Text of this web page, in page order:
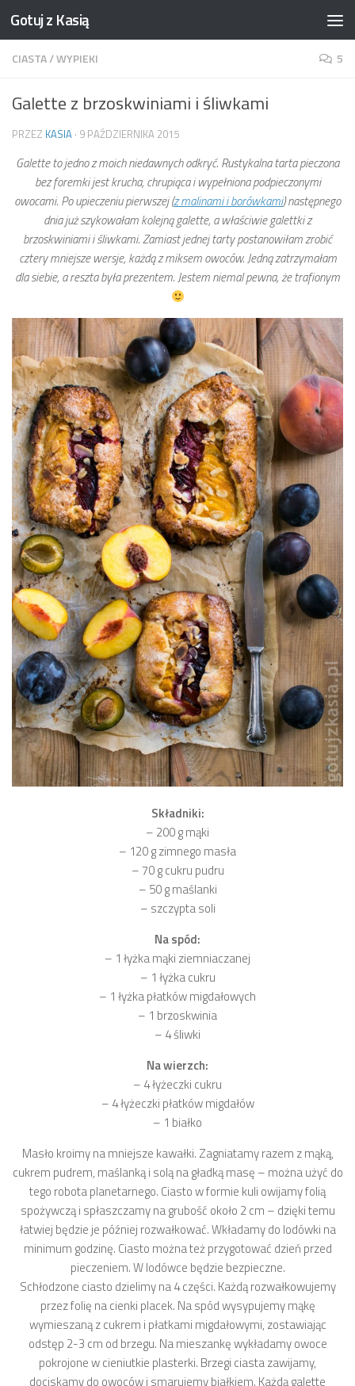
Skip to content
Gotuj z Kasią
CIASTA/WYPIEKI 5
Galette z brzoskwiniami i śliwkami
PRZEZ KASIA · 9 PAŹDZIERNIKA 2015
Galette to jedno z moich niedawnych odkryć. Rustykalna tarta pieczona
bez foremki jest krucha, chrupiąca i wypełniona podpieczonymi
owocami. Po upieczeniu pierwszej (z malinami i borówkami) następnego
dnia już szykowałam kolejną galette, a właściwie galettki z
brzoskwiniami i śliwkami. Zamiast jednej tarty postanowiłam zrobić
cztery mniejsze wersje, każdą z miksem owoców. Jedną zatrzymałam
dla siebie, a reszta była prezentem. Jestem niemal pewna, że trafionym
Składniki:
– 200 g mąki
– 120 g zimnego masła
– 70 g cukru pudru
– 50 g maślanki
– szczypta soli
Na spód:
– 1 łyżka mąki ziemniaczanej
– 1 łyżka cukru
– 1 łyżka płatków migdałowych
– 1 brzoskwinia
– 4 śliwki
Na wierzch:
– 4 łyżeczki cukru
– 4 łyżeczki płatków migdałów
– 1 białko
Masło kroimy na mniejsze kawałki. Zagniatamy razem z mąką,
cukrem pudrem, maślanką i solą na gładką masę – można użyć do
tego robota planetarnego. Ciasto w formie kuli owijamy folią
spożywczą i spłaszczamy na grubość około 2 cm – dzięki temu
łatwiej będzie je później rozwałkować. Wkładamy do lodówki na
minimum godzinę. Ciasto można też przygotować dzień przed
pieczeniem. W lodówce będzie bezpieczne.
Schłodzone ciasto dzielimy na 4 części. Każdą rozwałkowujemy
przez folię na cienki placek. Na spód wysypujemy mąkę
wymieszaną z cukrem i płatkami migdałowymi, zostawiając
odstęp 2-3 cm od brzegu. Na mieszankę wykładamy owoce
pokrojone w cieniutkie plasterki. Brzegi ciasta zawijamy,
dociskamy do owoców i smarujemy białkiem. Każdą galette